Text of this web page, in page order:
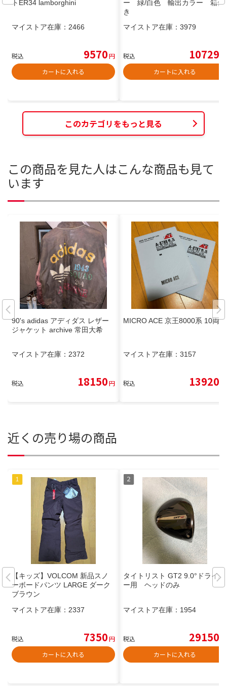
トER34 lamborghini
マイストア在庫： 2466
税込 9570円
カートに入れる
ー 緑/白色 輸出カラー 箱付
き
マイストア在庫： 3979
税込 10729
カートに入れる
このカテゴリをもっと見る
この商品を見た人はこんな商品も見て
います
90's adidas アディダス レザー
ジャケット archive 常田大希
マイストア在庫： 2372
税込 18150円
MICRO ACE 京王8000系 10両
マイストア在庫： 3157
税込 13920
近くの売り場の商品
【キッズ】VOLCOM 新品スノ
ーボードパンツ LARGE ダーク
ブラウン
マイストア在庫： 2337
税込 7350円
カートに入れる
タイトリスト GT2 9.0°ドライバ
ー用 ヘッドのみ
マイストア在庫： 1954
税込 29150
カートに入れる